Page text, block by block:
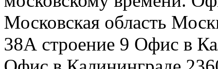
Московская область
38А строение 9 Офис в